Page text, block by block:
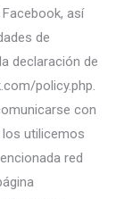
así
de
declaración de
policy.php.
con
utilicemos
red